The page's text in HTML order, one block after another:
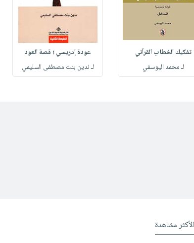
تفكيك الخطاب القرآني
لـ محمد اليوسفي
عودة إدريسي ؛ قصة العود
لـ ندين بنت مصطفى السليمي
الأكثر مشاهدة